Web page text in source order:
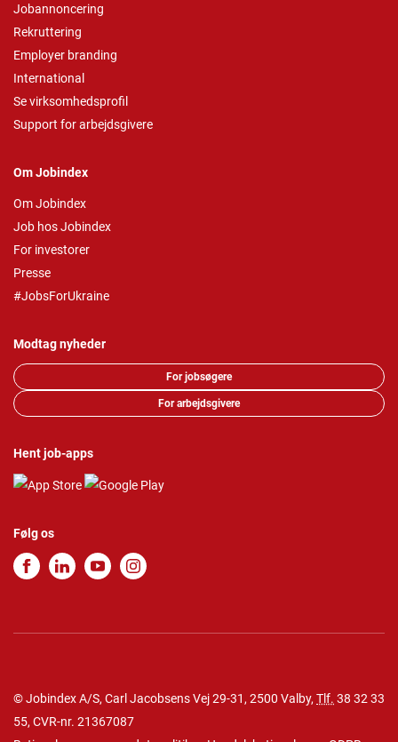
Jobannoncering
Rekruttering
Employer branding
International
Se virksomhedsprofil
Support for arbejdsgivere
Om Jobindex
Om Jobindex
Job hos Jobindex
For investorer
Presse
#JobsForUkraine
Modtag nyheder
For jobsøgere
For arbejdsgivere
Hent job-apps
Følg os
© Jobindex A/S, Carl Jacobsens Vej 29-31, 2500 Valby, Tlf. 38 32 33
55, CVR-nr. 21367087